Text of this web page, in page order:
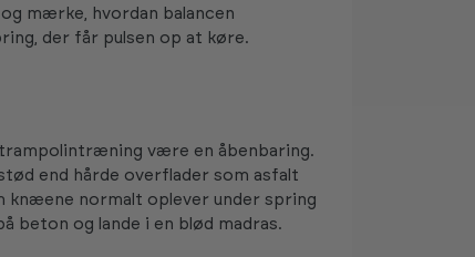
mærke, hvordan balancen
der får pulsen op at køre.
være en åbenbaring.
end hårde overflader som asfalt
knæene normalt oplever under spring
beton og lande i en blød madras.